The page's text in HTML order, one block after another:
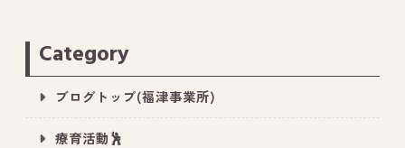
－ 鳥栖事業所のブログ
Category
ブログトップ(福津事業所)
療育活動🕺